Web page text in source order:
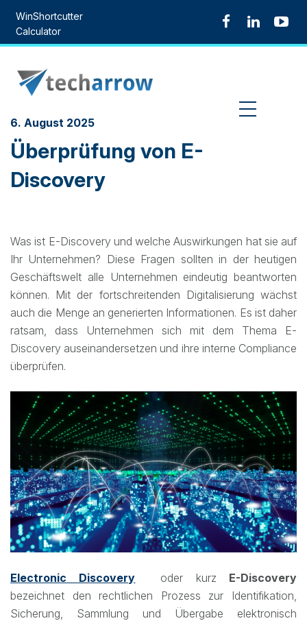
content
WinShortcutter
Calculator
6. August 2025
Überprüfung von E-
Discovery
Was ist E-Discovery und welche Auswirkungen hat sie auf
Ihr Unternehmen? Diese Fragen sollten in der heutigen
Geschäftswelt alle Unternehmen eindeutig beantworten
können. Mit der fortschreitenden Digitalisierung wächst
auch die Menge an generierten Informationen. Es ist daher
ratsam, dass Unternehmen sich mit dem Thema E-
Discovery auseinandersetzen und ihre interne Compliance
überprüfen.
Electronic Discovery oder kurz E-Discovery
bezeichnet den rechtlichen Prozess zur Identifikation,
Sicherung, Sammlung und Übergabe elektronisch